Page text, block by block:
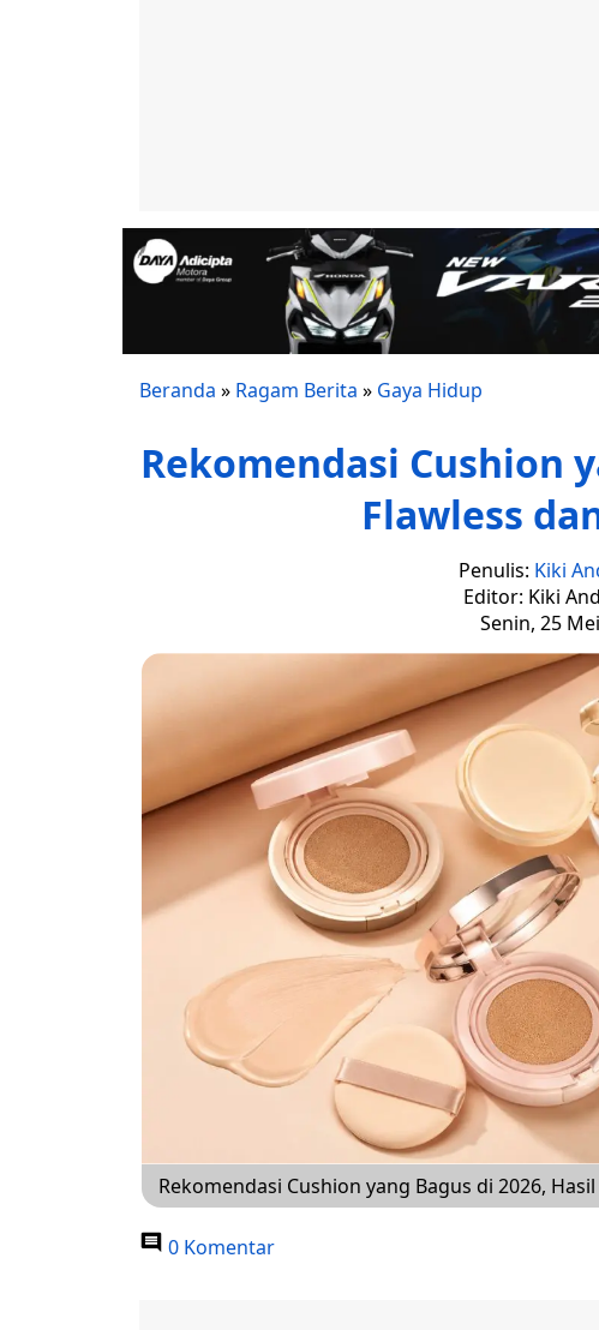
Beranda » Ragam Berita » Gaya Hidup
Rekomendasi Cushion
Flawless
Penulis: Kiki
Editor: Kiki
Senin, 25
Rekomendasi Cushion yang Bagus di 2026,
0 Komentar